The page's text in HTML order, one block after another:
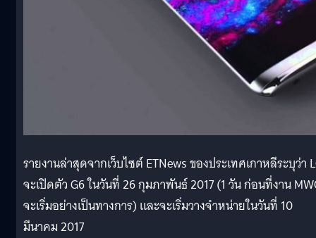
รายงานล่าสุดจากเว็บไซต์ ETNews ของประเทศเกาหลีระบุว่า
จะเปิดตัว G6 ในวันที่ 26 กุมภาพันธ์ 2017 (1 วัน ก่อนที่งาน
จะเริ่มอย่างเป็นทางการ) และจะเริ่มวางจำหน่ายในวันที่ 10
มีนาคม 2017